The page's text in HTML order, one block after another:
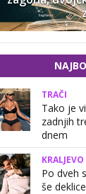
TRAČI
Tako je
zadnjih
dnem
KRALJEVO
Po dveh
še deklice